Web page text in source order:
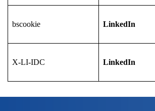
bscookie LinkedIn
X-LI-IDC LinkedIn